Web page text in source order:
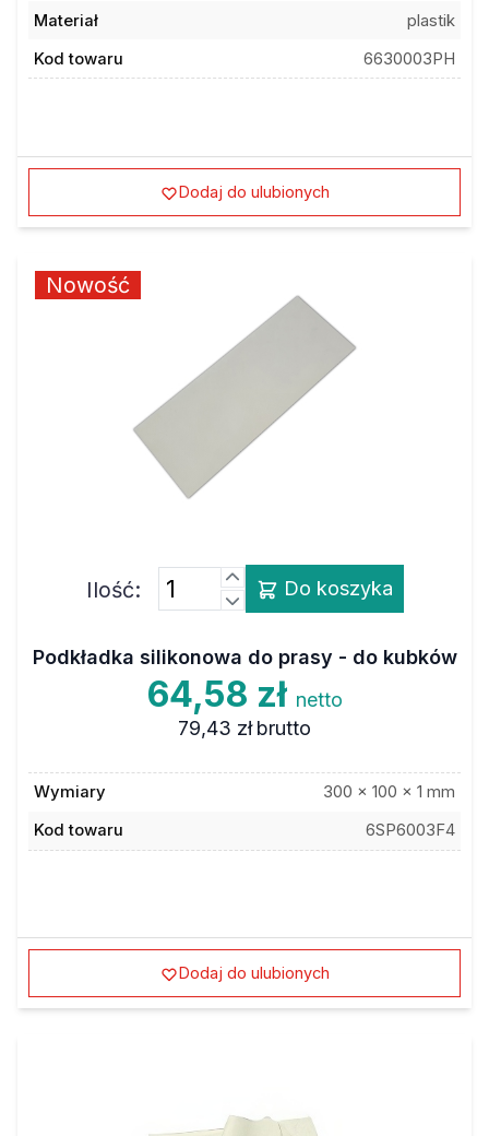
Materiał
plastik
Kod towaru
6630003PH
Dodaj do ulubionych
Nowość
Ilość: Do koszyka
Podkładka silikonowa do prasy - do kubków
64,58 zł netto
79,43 zł brutto
Wymiary
300 x 100 x 1 mm
Kod towaru
6SP6003F4
Dodaj do ulubionych